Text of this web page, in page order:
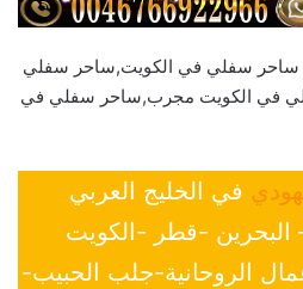
سفلي في الكويت,ساحر سفلي
في الكويت مجرب,ساحر سفلي في
في الخليج العربي
البحرين -قطر -الكويت
الروحانية-جلب الحبيب-